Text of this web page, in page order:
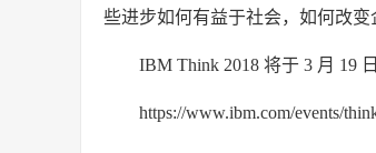
些进步如何有益于社会，如何改变
IBM Think 2018 将于 3 月 19
https://www.ibm.com/events/